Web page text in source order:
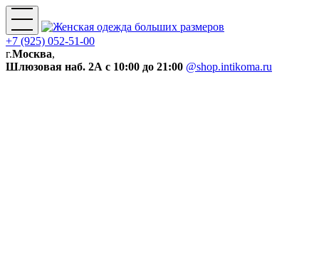
+7 (925) 052-51-00
г.Москва,
Шлюзовая наб. 2А с 10:00 до 21:00 @shop.intikoma.ru